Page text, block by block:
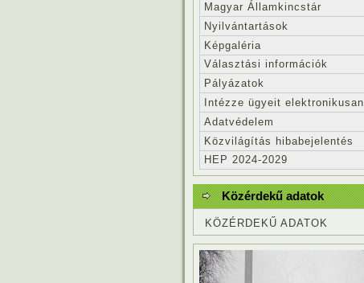
Magyar Államkincstár
Nyilvántartások
Képgaléria
Választási információk
Pályázatok
Intézze ügyeit elektronikusan
Adatvédelem
Közvilágítás hibabejelentés
HEP 2024-2029
Közérdekű adatok
KÖZÉRDEKŰ ADATOK